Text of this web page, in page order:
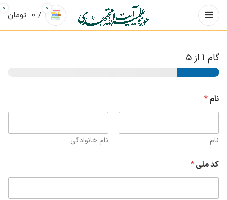
0
0
/
0 تومان
گام 1 از 5
نام*
نام نام خانوادگی
کد ملی*